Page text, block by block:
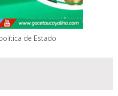
de Estado